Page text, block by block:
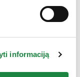
informaciją